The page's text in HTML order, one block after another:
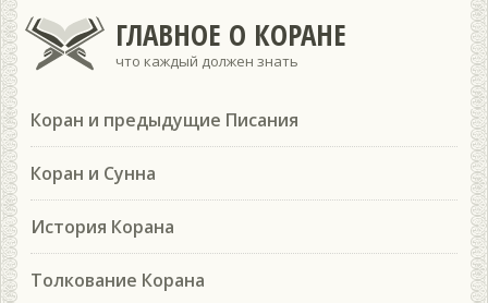
ГЛАВНОЕ О КОРАНЕ
что каждый должен знать
Коран и предыдущие Писания
Коран и Сунна
История Корана
Толкование Корана